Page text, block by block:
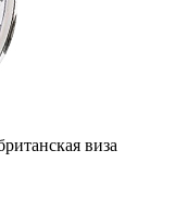
виза